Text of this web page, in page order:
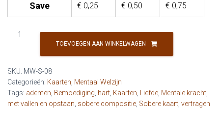
Save € 0,25 € 0,50 € 0,75
MW
-
hart
aantal
TOEVOEGEN AAN WINKELWAGEN
SKU: MW-S-08
Categorieën: Kaarten Mentaal Welzijn
Tags: ademen Bemoediging hart Kaarten Liefde Mentale kracht
met vallen en opstaan sobere compositie Sobere kaart vertragen